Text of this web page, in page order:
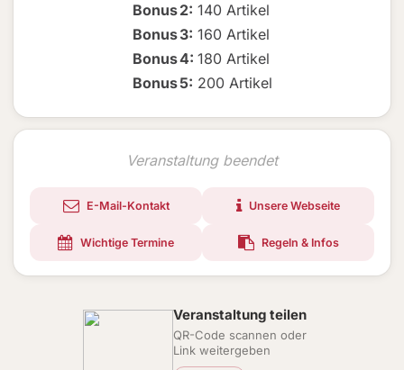
Bonus2: 140 Artikel
Bonus3: 160 Artikel
Bonus4: 180 Artikel
Bonus5: 200 Artikel
Veranstaltung beendet
E-Mail-Kontakt Unsere Webseite
Wichtige Termine Regeln & Infos
Veranstaltung teilen
QR-Code scannen oder
Link weitergeben